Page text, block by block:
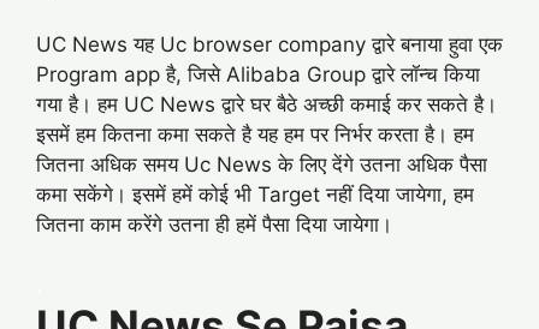
UC News यह Uc browser company द्वारे बनाया हुवा एक
Program app है, जिसे Alibaba Group द्वारे लॉन्च किया
गया है। हम UC News द्वारे घर बैठे अच्छी कमाई कर सकते है।
इसमें हम कितना कमा सकते है यह हम पर निर्भर करता है। हम
जितना अधिक समय Uc News के लिए देंगे उतना अधिक पैसा
कमा सकेंगे। इसमें हमें कोई भी Target नहीं दिया जायेगा, हम
जितना काम करेंगे उतना ही हमें पैसा दिया जायेगा।